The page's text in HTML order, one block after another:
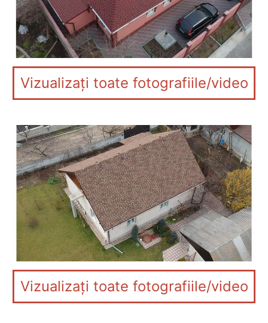
Vizualizați toate fotografiile/video
Vizualizați toate fotografiile/video